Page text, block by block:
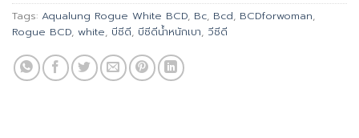
Tags: Aqualung Rogue White BCD, Bc, Bcd, BCDforwoman,
Rogue BCD, white, บีซีดี, บีซีดีน้ำหนักเบา, วีซีดี